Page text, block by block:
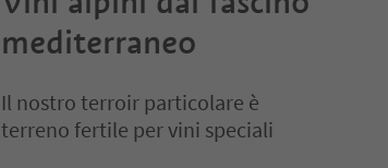
mediterraneo
Il nostro terroir particolare è
terreno fertile per vini speciali